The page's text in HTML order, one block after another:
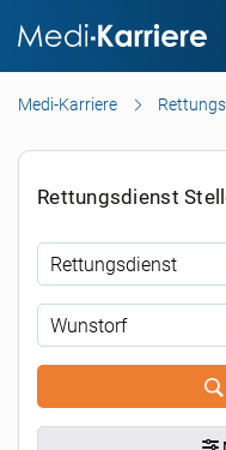
Medi-Karriere
Rettungsdienst